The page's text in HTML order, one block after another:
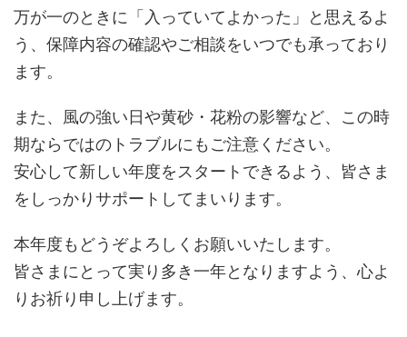
万が一のときに「入っていてよかった」と思えるよ
う、保障内容の確認やご相談をいつでも承っており
ます。
また、風の強い日や黄砂・花粉の影響など、この時
期ならではのトラブルにもご注意ください。
安心して新しい年度をスタートできるよう、皆さま
をしっかりサポートしてまいります。
本年度もどうぞよろしくお願いいたします。
皆さまにとって実り多き一年となりますよう、心よ
りお祈り申し上げます。